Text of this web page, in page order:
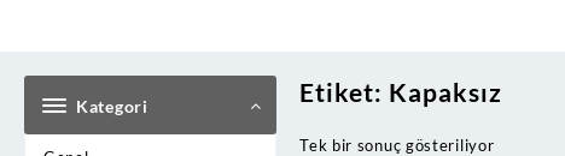
Kategori Etiket: Kapaksız
Tek bir sonuç gösteriliyor